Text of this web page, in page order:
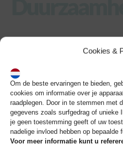
Cookies &
Om de beste ervaringen te bieden,
cookies om informatie over je
raadplegen. Door in te stemmen met
gegevens zoals surfgedrag of unieke
je geen toestemming geeft of uw
nadelige invloed hebben op bepaalde
Voor meer informatie kunt u